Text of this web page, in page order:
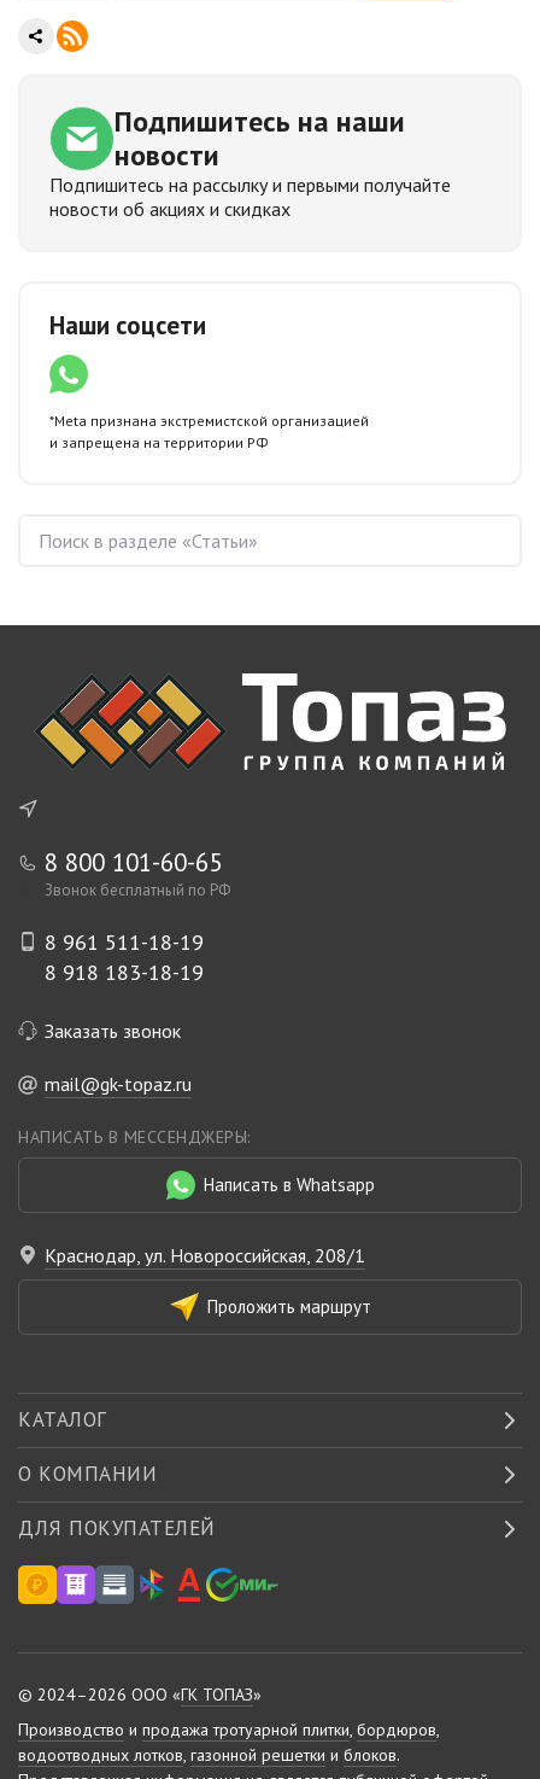
Подпишитесь на наши
новости
Подпишитесь на рассылку и первыми получайте
новости об акциях и скидках
Наши соцсети
*Meta признана экстремистской организацией
и запрещена на территории РФ
8 800 101-60-65
Звонок бесплатный по РФ
8 961 511-18-19
8 918 183-18-19
Заказать звонок
mail@gk-topaz.ru
НАПИСАТЬ В МЕССЕНДЖЕРЫ:
Написать в Whatsapp
Краснодар, ул. Новороссийская, 208/1
Проложить маршрут
КАТАЛОГ
О КОМПАНИИ
ДЛЯ ПОКУПАТЕЛЕЙ
© 2024–2026 ООО «ГК ТОПАЗ»
Производство и продажа тротуарной плитки, бордюров,
водоотводных лотков, газонной решетки и блоков.